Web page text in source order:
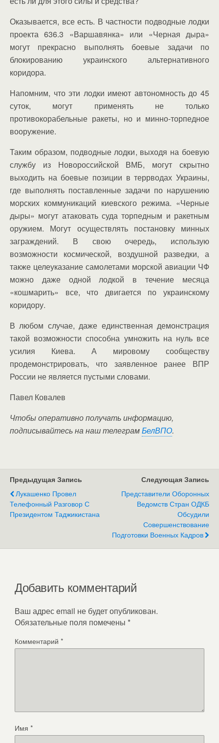
Оказывается, все есть. В частности подводные лодки
проекта 636.3 «Варшавянка» или «Черная дыра»
могут прекрасно выполнять боевые задачи по
блокированию украинского альтернативного
коридора.
Напомним, что эти лодки имеют автономность до 45
суток, могут применять не только
противокорабельные ракеты, но и минно-торпедное
вооружение.
Таким образом, подводные лодки, выходя на боевую
службу из Новороссийской ВМБ, могут скрытно
выходить на боевые позиции в террводах Украины,
где выполнять поставленные задачи по нарушению
морских коммуникаций киевского режима. «Черные
дыры» могут атаковать суда торпедным и ракетным
оружием. Могут осуществлять постановку минных
заграждений. В свою очередь, использую
возможности космической, воздушной разведки, а
также целеуказание самолетами морской авиации ЧФ
можно даже одной лодкой в течение месяца
«кошмарить» все, что двигается по украинскому
коридору.
В любом случае, даже единственная демонстрация
такой возможности способна умножить на нуль все
усилия Киева. А мировому сообществу
продемонстрировать, что заявленное ранее ВПР
России не является пустыми словами.
Павел Ковалев
Чтобы оперативно получать информацию,
подписывайтесь на наш телеграмБелВПО.
Предыдущая Запись
Лукашенко Провел
Телефонный Разговор С
Президентом Таджикистана
Следующая Запись
Представители Оборонных
Ведомств Стран ОДКБ
Обсудили
Совершенствование
Подготовки Военных Кадров
Добавить комментарий
Ваш адрес email не будет опубликован.
Обязательные поля помечены *
Комментарий *
Имя *